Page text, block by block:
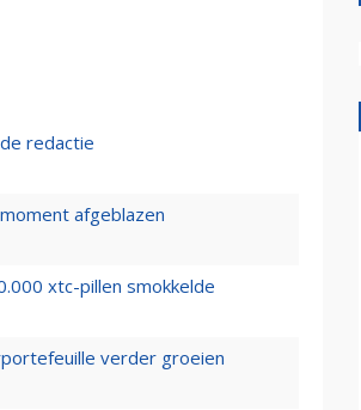
redactie
afgeblazen
xtc-pillen smokkelde
verder groeien